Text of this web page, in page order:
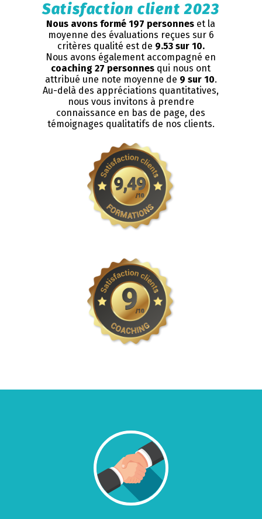
Satisfaction client 2023
Nous avons formé 197 personnes et la
moyenne des évaluations reçues sur 6
critères qualité est de 9.53 sur 10.
Nous avons également accompagné en
coaching 27 personnes qui nous ont
attribué une note moyenne de 9 sur 10.
Au-delà des appréciations quantitatives,
nous vous invitons à prendre
connaissance en bas de page, des
témoignages qualitatifs de nos clients.